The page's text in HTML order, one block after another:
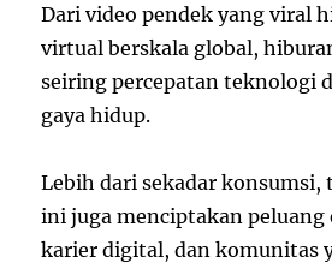
Dari video pendek yang viral
virtual berskala global,
seiring percepatan teknologi
gaya hidup.
Lebih dari sekadar konsumsi,
ini juga menciptakan peluang
karier digital, dan komunitas